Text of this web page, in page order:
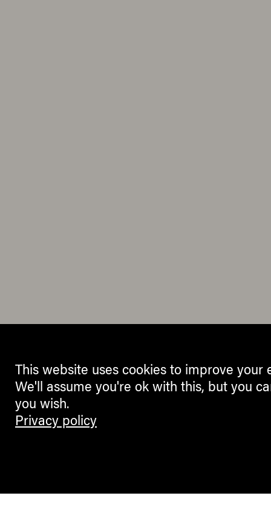
This website uses cookies to improve your
We'll assume you're ok with this, but you
you wish.
Privacy policy